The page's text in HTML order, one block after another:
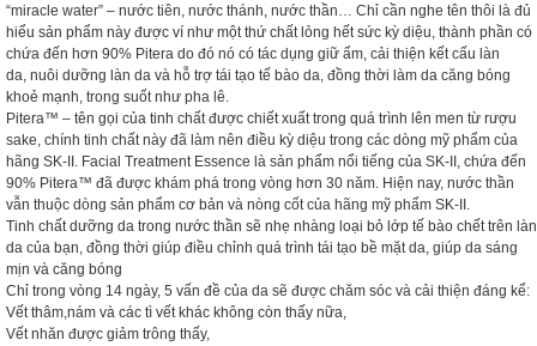
“miracle water” – nước tiên, nước thánh, nước thần… Chỉ cần nghe tên thôi là đủ
hiểu sản phẩm này được ví như một thứ chất lỏng hết sức kỳ diệu, thành phần có
chứa đến hơn 90% Pitera do đó nó có tác dụng giữ ẩm, cải thiện kết cấu làn
da, nuôi dưỡng làn da và hỗ trợ tái tạo tế bào da, đồng thời làm da căng bóng
khoẻ mạnh, trong suốt như pha lê.
Pitera™ – tên gọi của tinh chất được chiết xuất trong quá trình lên men từ rượu
sake, chính tinh chất này đã làm nên điều kỳ diệu trong các dòng mỹ phẩm của
hãng SK-II. Facial Treatment Essence là sản phẩm nổi tiếng của SK-II, chứa đến
90% Pitera™ đã được khám phá trong vòng hơn 30 năm. Hiện nay, nước thần
vẫn thuộc dòng sản phẩm cơ bản và nòng cốt của hãng mỹ phẩm SK-II.
Tinh chất dưỡng da trong nước thần sẽ nhẹ nhàng loại bỏ lớp tế bào chết trên làn
da của bạn, đồng thời giúp điều chỉnh quá trình tái tạo bề mặt da, giúp da sáng
mịn và căng bóng
Chỉ trong vòng 14 ngày, 5 vấn đề của da sẽ được chăm sóc và cải thiện đáng kể:
Vết thâm,nám và các tì vết khác không còn thấy nữa,
Vết nhăn được giảm trông thấy,